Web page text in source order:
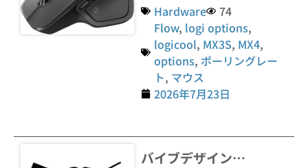
Hardware
74
Flow, logi options,
logicool, MX3S, MX4,
options, ポーリングレー
ト, マウス
2026年7月23日
バイブデザイン…